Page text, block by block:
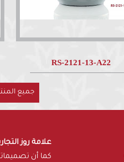
RS-2121-13-A22
جميع
علامة روز
كما أن